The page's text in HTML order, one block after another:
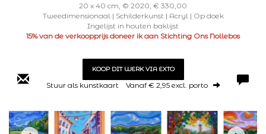
20 x 40 cm, © 2020, € 330,00
Tweedimensionaal | Schilderkunst | Acryl | Op doek
Ingelijst in houten baklijst
15% van de verkoopprijs doneer ik aan Stichting Ons Nollebos
KOOP DIT WERK VIA EXTO
Stuur als kunstkaart Vanaf € 2,95 excl. porto